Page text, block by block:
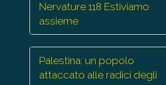
Nervature 118 Estiviamo
assieme
Palestina: un popolo
attaccato alle radici degli